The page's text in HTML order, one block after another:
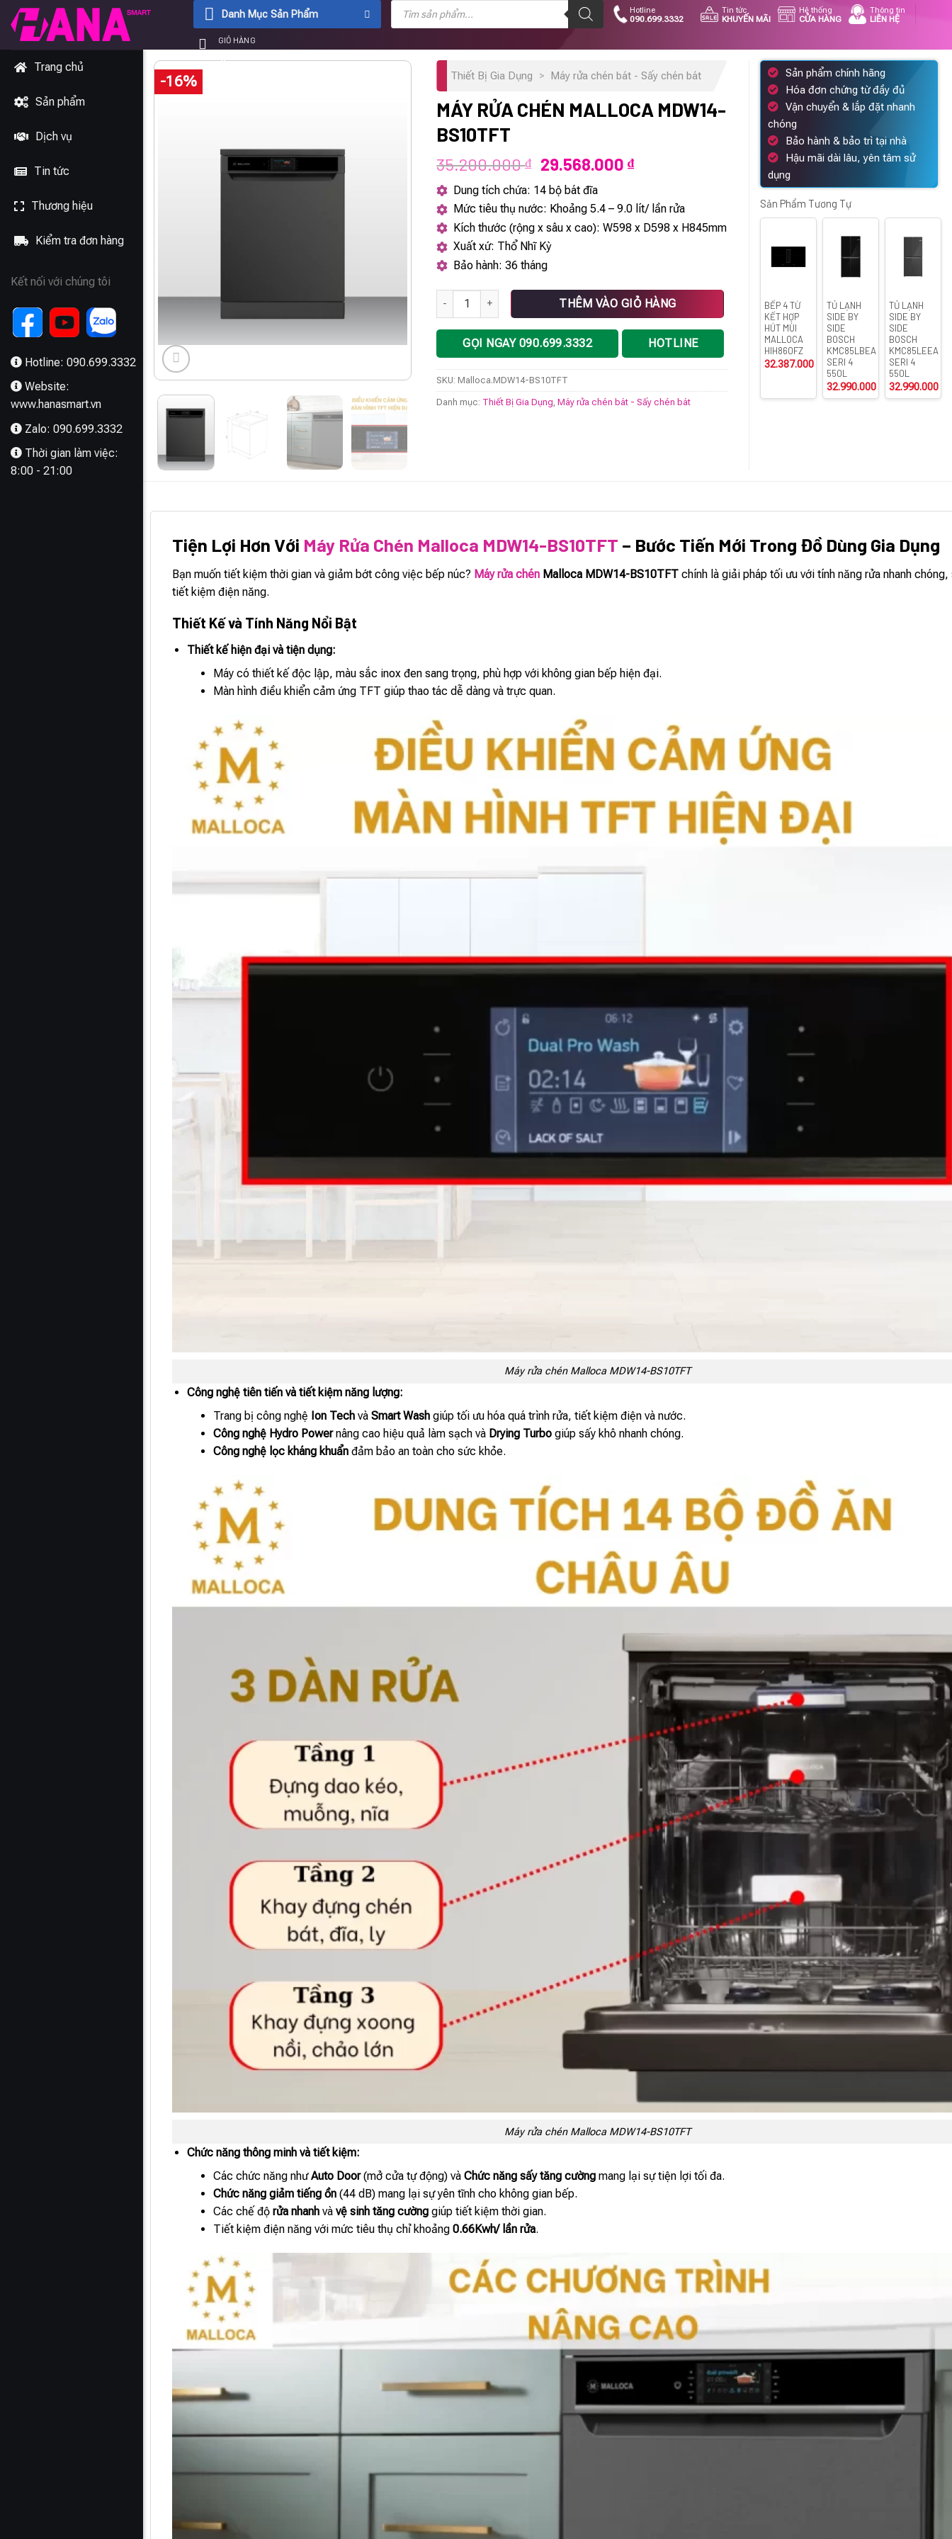
Chuyển
đến
dung
Danh Mục Sản Phẩm
Tìm
kiếm
phẩm
Hotline
090.699.3332
Tin tức
KHUYẾN MÃI
Hệ thống
CỬA HÀNG
Thông tin
LIÊN HỆ
GIỎ HÀNG
0₫
Trang chủ
Sản phẩm
Dịch vụ
Tin tức
Thương hiệu
Kiểm tra đơn hàng
Kết nối với chúng tôi
Hotline: 090.699.3332
Website:
www.hanasmart.vn
Zalo: 090.699.3332
Thời gian làm việc:
8:00 - 21:00
-16% Thiết Bị Gia Dụng > Máy rửa chén bát - Sấy chén bát
MÁY RỬA CHÉN MALLOCA MDW14-
BS10TFT
35.200.000₫
Giá
gốc
là:
35.200.000 ₫.
29.568.000 ₫Giá
tại
là:
29.568.000 ₫.
Dung tích chứa: 14 bộ bát đĩa
Mức tiêu thụ nước: Khoảng 5.4 – 9.0 lít/ lần rửa
Kích thước (rộng x sâu x cao): W598 x D598 x H845mm
Xuất xứ: Thổ Nhĩ Kỳ
Bảo hành: 36 tháng
Máy rửa chén Malloca MDW14-BS10TFT số lượng
THÊM VÀO GIỎ HÀNG
GỌI NGAY 090.699.3332 HOTLINE
SKU:Malloca.MDW14-BS10TFT
Danh mục: Thiết Bị Gia Dụng ,Máy rửa chén bát - Sấy chén bát
Sản phẩm chính hãng
Hóa đơn chứng từ đầy đủ
Vận chuyển & lắp đặt nhanh
chóng
Bảo hành & bảo trì tại nhà
Hậu mãi dài lâu, yên tâm sử
dụng
Sản Phẩm Tương Tự
BẾP 4 TỪ
KẾT HỢP
HÚT MÙI
MALLOCA
HIH860FZ
32.387.000
TỦ LẠNH
SIDE BY
SIDE
BOSCH
KMC85LBEA
SERI 4
550L
32.990.000
TỦ LẠNH
SIDE BY
SIDE
BOSCH
KMC85LEEA
SERI 4
550L
32.990.000
Tiện Lợi Hơn Với Máy Rửa Chén Malloca MDW14-BS10TFT – Bước Tiến Mới Trong Đồ Dùng Gia Dụng
Bạn muốn tiết kiệm thời gian và giảm bớt công việc bếp núc? Máy rửa chén Malloca MDW14-BS10TFT chính là giải pháp tối ưu với tính năng rửa nhanh
tiết kiệm điện năng.
Thiết Kế và Tính Năng Nổi Bật
Thiết kế hiện đại và tiện dụng:
Máy có thiết kế độc lập, màu sắc inox đen sang trọng, phù hợp với không gian bếp hiện đại.
Màn hình điều khiển cảm ứng TFT giúp thao tác dễ dàng và trực quan.
Máy rửa chén Malloca MDW14-BS10TFT
Công nghệ tiên tiến và tiết kiệm năng lượng:
Trang bị công nghệ Ion Techvà Smart Washgiúp tối ưu hóa quá trình rửa, tiết kiệm điện và nước.
Công nghệ Hydro Powernâng cao hiệu quả làm sạch và Drying Turbogiúp sấy khô nhanh chóng.
Công nghệ lọc kháng khuẩnđảm bảo an toàn cho sức khỏe.
Máy rửa chén Malloca MDW14-BS10TFT
Chức năng thông minh và tiết kiệm:
Các chức năng nhưAuto Door(mở cửa tự động) và Chức năng sấy tăng cườngmang lại sự tiện lợi tối đa.
Chức năng giảm tiếng ồn(44 dB) mang lại sự yên tĩnh cho không gian bếp.
Các chế độ rửa nhanhvà vệ sinh tăng cườnggiúp tiết kiệm thời gian.
Tiết kiệm điện năng với mức tiêu thụ chỉ khoảng 0.66Kwh/ lần rửa.